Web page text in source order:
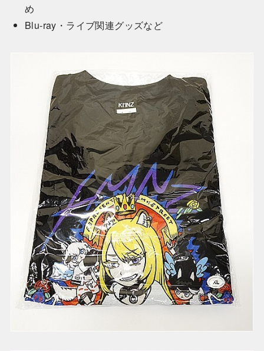
め
Blu-ray・ライブ関連グッズなど